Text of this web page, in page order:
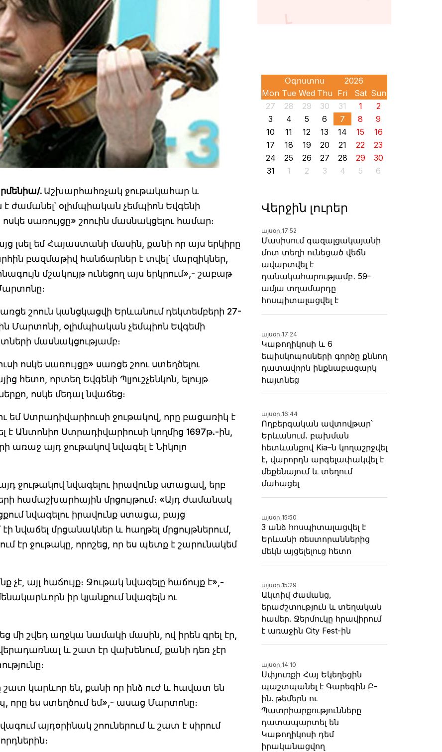
. Աշխարհահռչակ ջութակահար և
օլիմպիական չեմպիոն Եվգենի
սառույցը» շոուին մասնակցելու համար։
լսել եմ Հայաստանի մասին, քանի որ այս երկիրը
բազմաթիվ հանճարներ է տվել՝ մարզիկներ,
մշակույթ ունեցող այս երկրում»,- շաբաթ
շոուն կանցկացվի Երևանում դեկտեմբերի 27-
Մարտոնի, օլիմպիական չեմպիոն Եվգեմի
մասնակցությամբ։
ոսկե սառույցը» սառցե շոու ստեղծելու
որտեղ Եվգենի Պլյուշչենկոն, ելույթ
ոսկե մեդալ նվաճեց։
եմ Ստրադիվարիուսի ջութակով, որը բացառիկ է
է Անտոնիո Ստրադիվարիուսի կողմից 1697թ.-ին,
այդ ջութակով նվագել է Նիկոլո
ջութակով նվագելու իրավունք ստացավ, երբ
համաշխարհային մրցույթում։ «Այդ ժամանակ
նվագելու իրավունք ստացա, բայց
նվաճել մրցանակներ և հաղթել մրցույթներում,
էր ջութակը, որոշեց, որ ես պետք է շարունակեմ
այլ հաճույք։ Ջութակ նվագելը հաճույք է»,-
իր կյանքում նվագելն ու
շվեդ աղջկա նամակի մասին, ով իրեն գրել էր,
և շատ էր վախենում, քանի դեռ չէր
կարևոր են, քանի որ ինձ ուժ և հավատ են
որը ես ստեղծում եմ»,- ասաց Մարտոնը։
այդօրինակ շոուներում և շատ է սիրում
Mon Tue Wed Thu Fri Sat Sun
27
28 29 30 31 1
2
3
4 5 6 7 8
9
10
11 12 13 14 15
16
17
18 19 20 21 22
23
24
25 26 27 28 29
30
31
1 2 3 4 5 6
Վերջին լուրեր
այսօր,17:52
Մասիսում գազալցակայանի
մոտ տեղի ունեցած վեճն
ավարտվել է
դանակահարությամբ․ 59–
ամյա տղամարդը
հոսպիտալացվել է
այսօր,17:24
Կաթողիկոսի և 6
եպիսկոպոսների գործը քննող
դատավորն ինքնաբացարկ
հայտնեց
այսօր,16:44
Ողբերգական ավտովթար՝
Երևանում․ բախման
հետևանքով Kia–ն կողաշրջվել
է, վարորդն արգելափակվել է
մեքենայում և տեղում
մահացել
այսօր,15:50
3 անձ հոսպիտալացվել է
Երևանի ռեստորաններից
մեկն այցելելուց հետո
այսօր,15:29
Ակտիվ ժամանց,
երաժշտություն և տեղական
համեր. Ջերմուկը հրավիրում
է առաջին City Fest-ին
այսօր,14:10
Սփյուռքի Հայ Եկեղեցին
պաշտպանել է Գարեգին Բ-
ին. թեմերն ու
Պատրիարքությունները
դատապարտել են
Կաթողիկոսի դեմ
իրականացվող